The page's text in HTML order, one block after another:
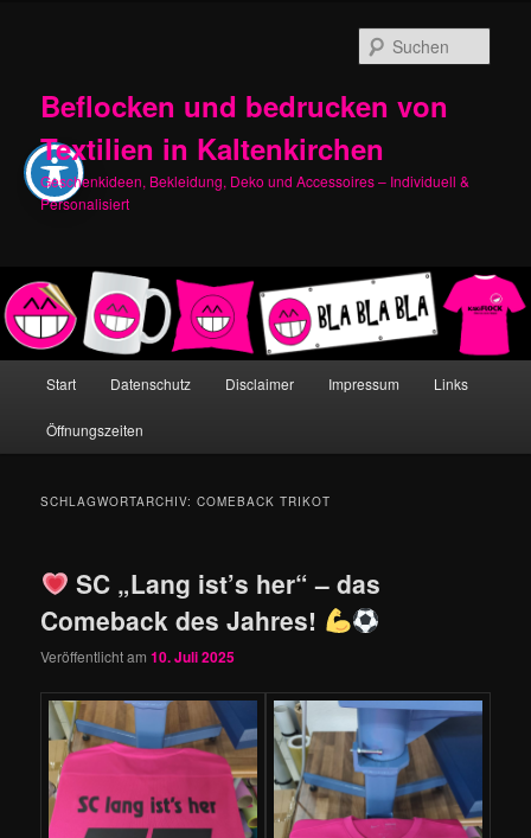
Beflocken und bedrucken von
Textilien in Kaltenkirchen
Geschenkideen, Bekleidung, Deko und Accessoires – Individuell &
Personalisiert
Start Datenschutz Disclaimer Impressum Links
Öffnungszeiten
SCHLAGWORTARCHIV:COMEBACK TRIKOT
SC „Lang ist’s her“ – das
Comeback des Jahres!
Veröffentlicht am10. Juli 2025